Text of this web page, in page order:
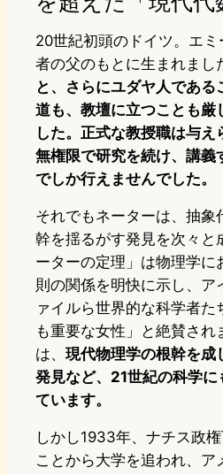
20世紀初頭のドイツ。エ
者の父のもとに生まれまし
と、さらにユダヤ人であ
道も、教壇に立つことも厳
した。正式な教授職は与え
無権限で研究を続け、講義
でしか行えませんでした。
それでもネーターは、抽象
幹を揺るがす発見を次々と
ーターの定理」は物理学に
則の関係を明快に示し、ア
ァイルら世界的な科学者た
も重要な女性」と絶賛され
は、 現代物理学の根幹を成
発見など、21世紀の科学に
ています。
しかし1933年、ナチス政
ことから大学を追われ、ア